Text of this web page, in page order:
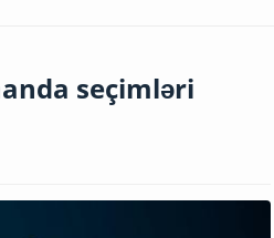
seçimləri